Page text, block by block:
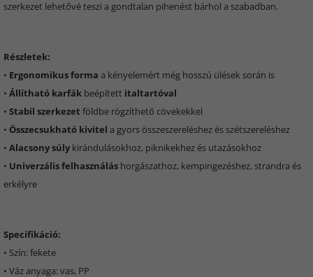
szerkezet lehetővé teszi a gondtalan pihenést bárhol a szabadban.
Részletek:
• Ergonomikus forma a kényelemért még hosszú ülések során is
• Állítható karfák beépített italtartóval
• Stabil szerkezet földbe rögzíthető cövekekkel
• Összecsukható kivitel a gyors összeszereléshez és szétszereléshez
• Alacsony súly kirándulásokhoz, piknikekhez és utazásokhoz
• Univerzális felhasználás horgászathoz, kempingezéshez, strandra és
erkélyre
Specifikáció:
• Szín: fekete
• Váz anyaga: vas, PP